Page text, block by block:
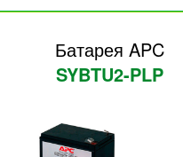
Батарея APC
SYBTU2-PLP